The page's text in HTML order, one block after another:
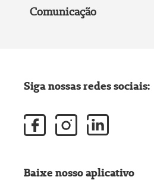
Comunicação
Siga nossas redes sociais:
Baixe nosso aplicativo